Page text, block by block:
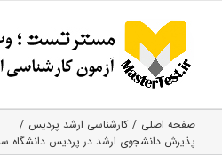
content
صفحه اصلی
کارشناسی ارشد پردیس
پذیرش دانشجوی ارشد در پردیس دانشگاه